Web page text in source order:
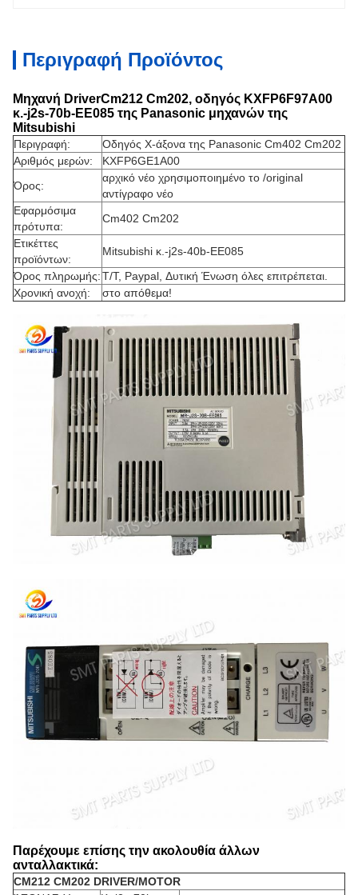
Περιγραφή Προϊόντος
Μηχανή DriverCm212 Cm202, οδηγός KXFP6F97A00
κ.-j2s-70b-EE085 της Panasonic μηχανών της
Mitsubishi
Περιγραφή:
Οδηγός Χ-άξονα της Panasonic Cm402 Cm202
Αριθμός μερών:
KXFP6GE1A00
Όρος:
αρχικό νέο χρησιμοποιημένο το /original
αντίγραφο νέο
Εφαρμόσιμα
πρότυπα:
Cm402 Cm202
Ετικέττες
προϊόντων:
Mitsubishi κ.-j2s-40b-EE085
Όρος πληρωμής:T/T, Paypal, Δυτική Ένωση όλες επιτρέπεται.
Χρονική ανοχή:
στο απόθεμα!
Παρέχουμε επίσης την ακολουθία άλλων
ανταλλακτικά:
CM212 CM202 DRIVER/MOTOR